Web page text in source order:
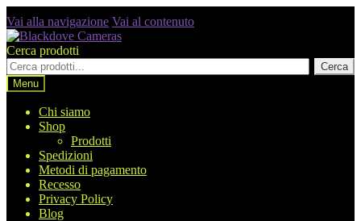
Vai alla navigazione Vai al contenuto
Cerca prodotti
Cerca
Menu
Chi siamo
Shop
Prodotti
Spedizioni
Metodi di pagamento
Recesso
Privacy Policy
Blog